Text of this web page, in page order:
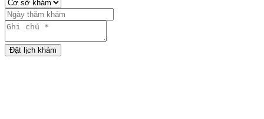
Đặt lịch khám